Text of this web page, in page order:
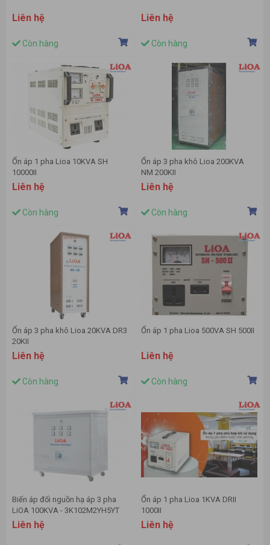
Liên hệ
Còn hàng
Liên hệ
Còn hàng
Ổn áp 1 pha Lioa 10KVA SH
10000II
Liên hệ
Còn hàng
Ổn áp 3 pha khô Lioa 200KVA
NM 200KII
Liên hệ
Còn hàng
Ổn áp 3 pha khô Lioa 20KVA DR3
20KII
Liên hệ
Còn hàng
Ổn áp 1 pha Lioa 500VA SH 500II
Liên hệ
Còn hàng
Biến áp đổi nguồn hạ áp 3 pha
LiOA 100KVA - 3K102M2YH5YT
Liên hệ
Ổn áp 1 pha Lioa 1KVA DRII
1000II
Liên hệ